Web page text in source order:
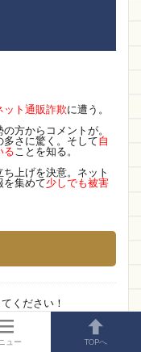
ット通販詐欺に遭う。
方からコメントが。
さに驚く。そして自
る ことを知る。
ち上げを決意。ネット
を集めて少しでも被害
ください！
ュー TOPへ